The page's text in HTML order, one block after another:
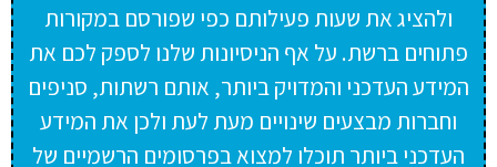
ולהציג את שעות פעילותם כפי שפורסם במקורות
פתוחים ברשת. על אף הניסיונות שלנו לספק לכם את
המידע העדכני והמדויק ביותר, אותם רשתות, סניפים
וחברות מבצעים שינויים מעת לעת ולכן את המידע
העדכני ביותר תוכלו למצוא בפרסומים הרשמיים של